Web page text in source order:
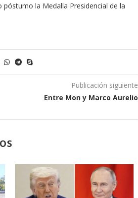
la Medalla Presidencial de la
Publicación siguiente
Entre Mon y Marco Aurelio